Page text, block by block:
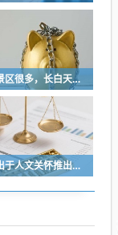
国内坑人的景区很多，长白天池只是其中被坑印象最深的那一个
深圳某公司出于人文关怀推出内部托管，结果无孩单身员工举报了，核心理由有两个